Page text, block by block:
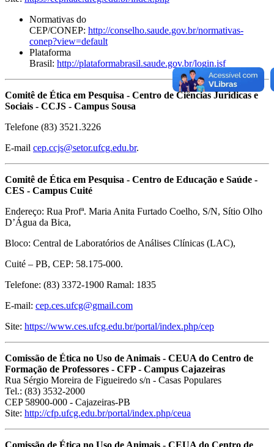
Normativas do
CEP/CONEP: http://conselho.saude.gov.br/normativas-
conep?view=default
Plataforma
Brasil: http://plataformabrasil.saude.gov.br/login.jsf
Comitê de Ética em Pesquisa - Centro de Ciências Juridicas e
Sociais - CCJS - Campus Sousa
Telefone (83) 3521.3226
E-mail cep.ccjs@setor.ufcg.edu.br.
Comitê de Ética em Pesquisa - Centro de Educação e Saúde -
CES - Campus Cuité
Endereço: Rua Profª. Maria Anita Furtado Coelho, S/N, Sítio Olho
D’Água da Bica,
Bloco: Central de Laboratórios de Análises Clínicas (LAC),
Cuité – PB, CEP: 58.175-000.
Telefone: (83) 3372-1900 Ramal: 1835
E-mail: cep.ces.ufcg@gmail.com
Site: https://www.ces.ufcg.edu.br/portal/index.php/cep
Comissão de Ética no Uso de Animais - CEUA do Centro de
Formação de Professores - CFP - Campus Cajazeiras
Rua Sérgio Moreira de Figueiredo s/n - Casas Populares
Tel.: (83) 3532-2000
CEP 58900-000 - Cajazeiras-PB
Site: http://cfp.ufcg.edu.br/portal/index.php/ceua
Comissão de Ética no Uso de Animais - CEUA do Centro de